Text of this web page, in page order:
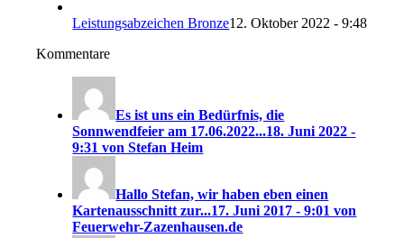
Leistungsabzeichen Bronze12. Oktober 2022 - 9:48
Kommentare
Es ist uns ein Bedürfnis, die
Sonnwendfeier am 17.06.2022...18. Juni 2022 -
9:31 von Stefan Heim
Hallo Stefan, wir haben eben einen
Kartenausschnitt zur...17. Juni 2017 - 9:01 von
Feuerwehr-Zazenhausen.de